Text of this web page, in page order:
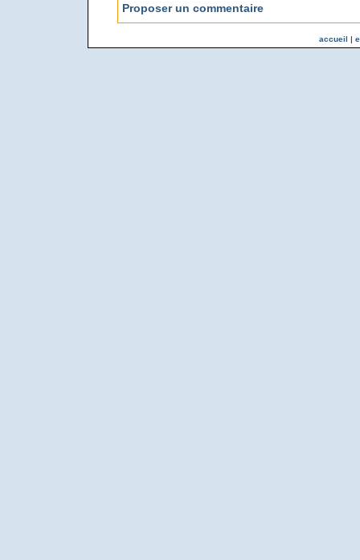
Proposer un commentaire
accueil |